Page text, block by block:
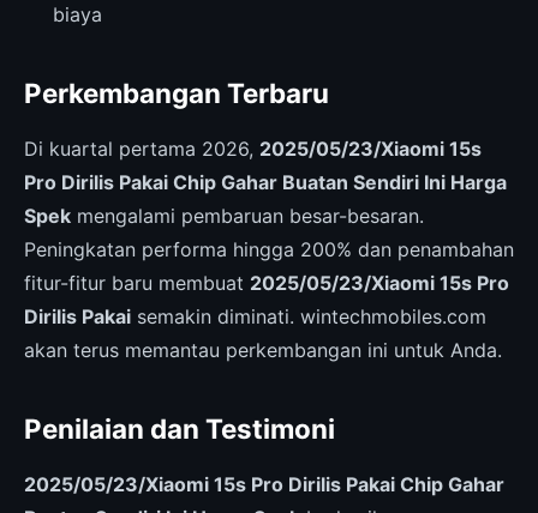
biaya
Perkembangan Terbaru
Di kuartal pertama 2026, 2025/05/23/Xiaomi 15s
Pro Dirilis Pakai Chip Gahar Buatan Sendiri Ini Harga
Spek mengalami pembaruan besar-besaran.
Peningkatan performa hingga 200% dan penambahan
fitur-fitur baru membuat 2025/05/23/Xiaomi 15s Pro
Dirilis Pakai semakin diminati. wintechmobiles.com
akan terus memantau perkembangan ini untuk Anda.
Penilaian dan Testimoni
2025/05/23/Xiaomi 15s Pro Dirilis Pakai Chip Gahar